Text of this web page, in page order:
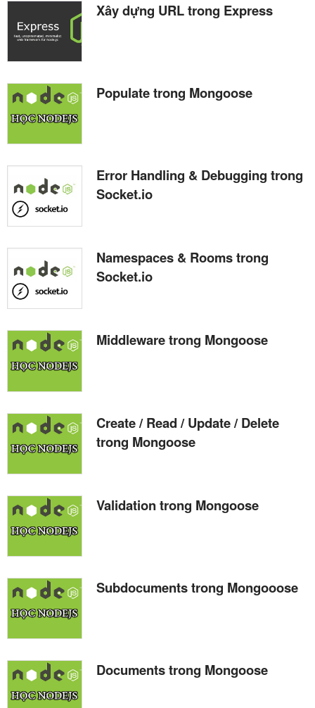
Xây dựng URL trong Express
Populate trong Mongoose
Error Handling & Debugging trong
Socket.io
Namespaces & Rooms trong
Socket.io
Middleware trong Mongoose
Create / Read / Update / Delete
trong Mongoose
Validation trong Mongoose
Subdocuments trong Mongooose
Documents trong Mongoose